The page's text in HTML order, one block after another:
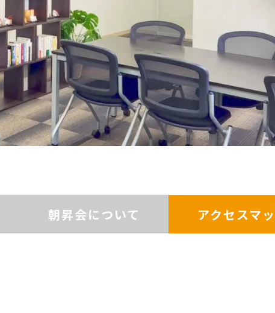
朝昇会について アクセスマ